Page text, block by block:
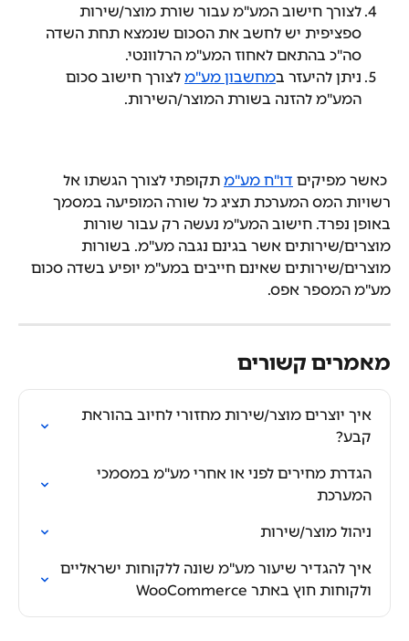
לצורך חישוב המע"מ עבור שורת מוצר/שירות
ספציפית יש לחשב את הסכום שנמצא תחת השדה
סה"כ בהתאם לאחוז המע"מ הרלוונטי.
ניתן להיעזר במחשבון מע"מ לצורך חישוב סכום
המע"מ להזנה בשורת המוצר/השירות.
דו"ח מע"מ תקופתי לצורך הגשתו אל
רשויות המס המערכת תציג כל שורה המופיעה במסמך
באופן נפרד. חישוב המע"מ נעשה רק עבור שורות
מוצרים/שירותים אשר בגינם נגבה מע"מ. בשורות
מוצרים/שירותים שאינם חייבים במע"מ יופיע בשדה סכום
מע"מ המספר אפס.
מאמרים קשורים
איך יוצרים מוצר/שירות מחזורי לחיוב בהוראת
קבע?
הגדרת מחירים לפני או אחרי מע"מ במסמכי
המערכת
ניהול מוצר/שירות
איך להגדיר שיעור מע"מ שונה ללקוחות ישראליים
ולקוחות חוץ באתר WooCommerce